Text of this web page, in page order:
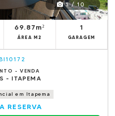
1 / 10
69.87m²
ÁREA M2
1
GARAGEM
- VENDA
- ITAPEMA
em Itapema
RESERVA